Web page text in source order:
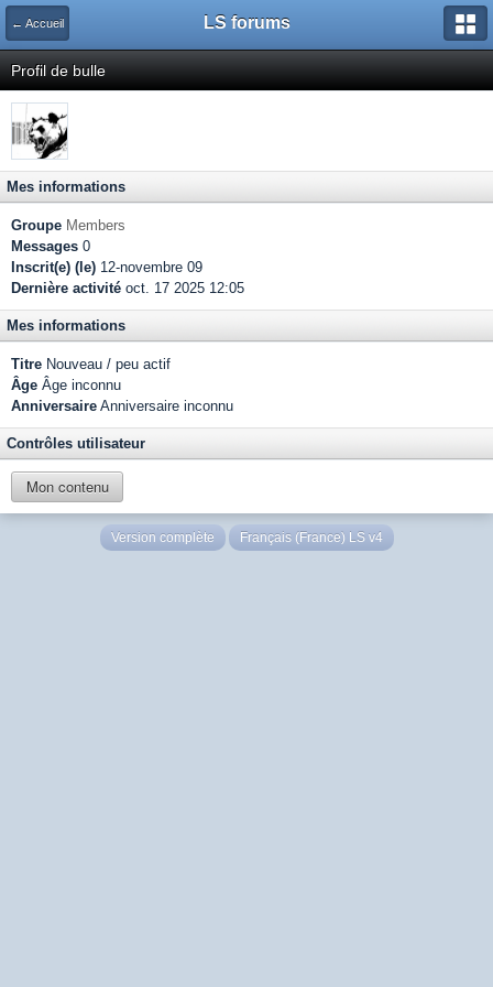
← Accueil LS forums
Profil de bulle
Mes informations
Groupe Members
Messages 0
Inscrit(e) (le) 12-novembre 09
Dernière activité oct. 17 2025 12:05
Mes informations
Titre Nouveau / peu actif
Âge Âge inconnu
Anniversaire Anniversaire inconnu
Contrôles utilisateur
Mon contenu
Version complète Français (France) LS v4